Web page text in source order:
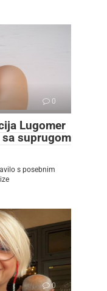
0
Lugomer
suprugom
s posebnim
0